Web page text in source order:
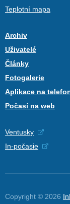
Teplotní mapa
Archiv
Uživatelé
Články
Fotogalerie
Aplikace na
Počasí na web
Ventusky
In-počasie
Copyright © 2026